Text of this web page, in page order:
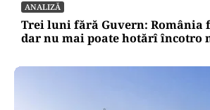
ANALIZĂ
Trei luni fără Guvern: România
dar nu mai poate hotărî încotro